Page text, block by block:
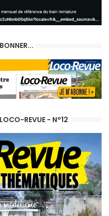
REVUE - N°12